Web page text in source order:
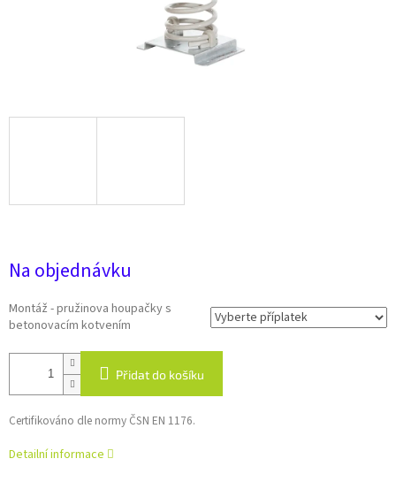
Na objednávku
Montáž - pružinova houpačky s
betonovacím kotvením
Přidat do košíku
Certifikováno dle normy ČSN EN 1176.
Detailní informace